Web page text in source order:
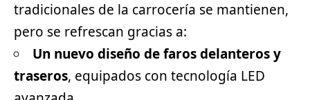
tradicionales de la carrocería se mantienen,
pero se refrescan gracias a:
Un nuevo diseño de faros delanteros y
traseros, equipados con tecnología LED